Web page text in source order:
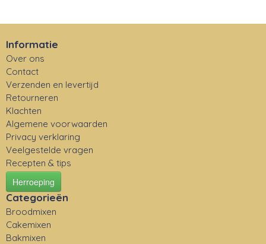
Informatie
Over ons
Contact
Verzenden en levertijd
Retourneren
Klachten
Algemene voorwaarden
Privacy verklaring
Veelgestelde vragen
Recepten & tips
Herroeping
Categorieën
Broodmixen
Cakemixen
Bakmixen